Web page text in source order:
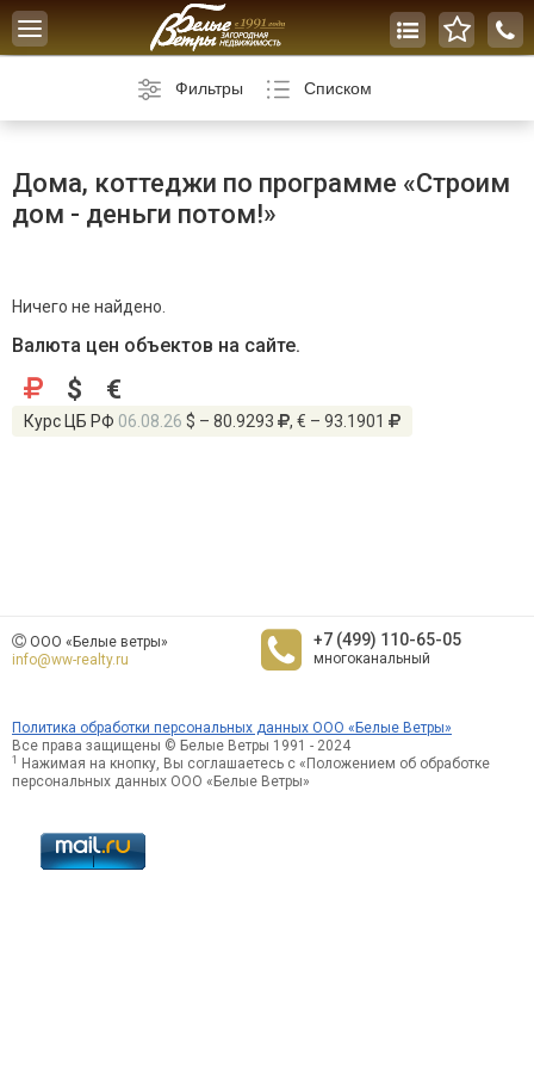
Toggle
navigation
Фильтры Списком
Дома, коттеджи по программе «Строим
дом - деньги потом!»
Ничего не найдено.
Валюта цен объектов на сайте.
$ €
Курс ЦБ РФ 06.08.26 $ – 80.9293 , € – 93.1901
ООО «Белые ветры»
info@ww-realty.ru
+7 (499) 110-65-05
многоканальный
Политика обработки персональных данных ООО «Белые Ветры»
Все права защищены © Белые Ветры 1991 - 2024
1
Нажимая на кнопку, Вы соглашаетесь с «Положением об обработке
персональных данных ООО «Белые Ветры»